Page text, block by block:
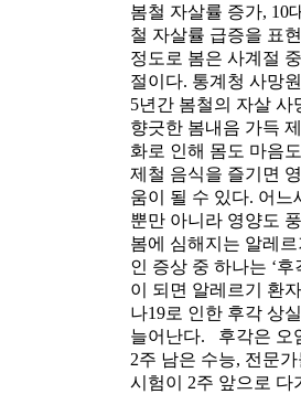
봄철 자살률 증가, 10
철 자살률 급증을 표
정도로 봄은 사계절
절이다. 통계청 사망
5년간 봄철의 자살 사
향긋한 봄내음 가득
화로 인해 몸도 마음
제철 음식을 즐기면
움이 될 수 있다. 어느
뿐만 아니라 영양도
봄에 심해지는 알레르
인 증상 중 하나는 ‘
이 되면 알레르기 환
나19로 인한 후각 상
늘어난다. 후각은 오
2주 남은 수능, 전문가
시험이 2주 앞으로 다